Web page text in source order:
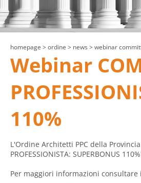
homepage > ordine > news > webinar
Webinar
110%
L'Ordine Architetti PPC della
PROFESSIONISTA: SUPERBONUS
Per maggiori informazioni